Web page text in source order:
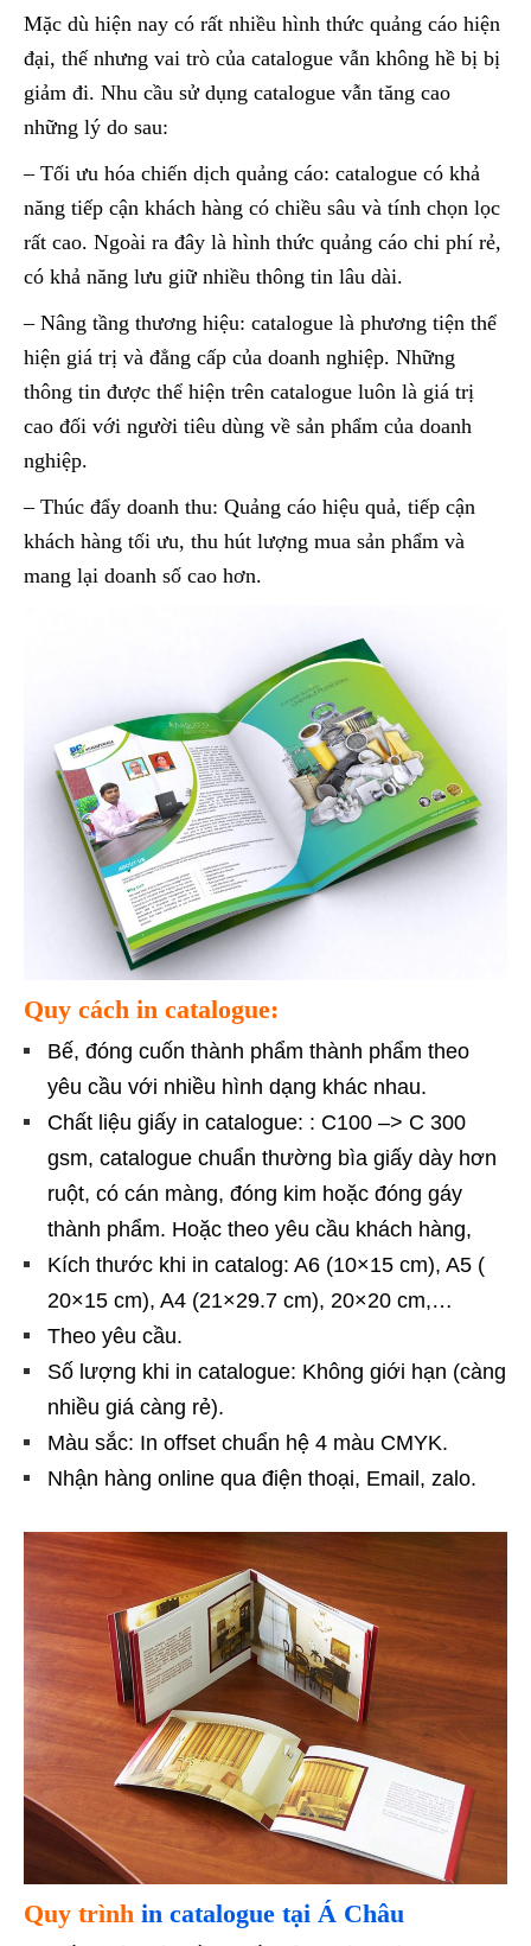
Mặc dù hiện nay có rất nhiều hình thức quảng cáo hiện
đại, thế nhưng vai trò của catalogue vẫn không hề bị bị
giảm đi. Nhu cầu sử dụng catalogue vẫn tăng cao
những lý do sau:
– Tối ưu hóa chiến dịch quảng cáo: catalogue có khả
năng tiếp cận khách hàng có chiều sâu và tính chọn lọc
rất cao. Ngoài ra đây là hình thức quảng cáo chi phí rẻ,
có khả năng lưu giữ nhiều thông tin lâu dài.
– Nâng tầng thương hiệu: catalogue là phương tiện thể
hiện giá trị và đẳng cấp của doanh nghiệp. Những
thông tin được thể hiện trên catalogue luôn là giá trị
cao đối với người tiêu dùng về sản phẩm của doanh
nghiệp.
– Thúc đẩy doanh thu: Quảng cáo hiệu quả, tiếp cận
khách hàng tối ưu, thu hút lượng mua sản phẩm và
mang lại doanh số cao hơn.
Quy cách in catalogue:
Bế, đóng cuốn thành phẩm thành phẩm theo
yêu cầu với nhiều hình dạng khác nhau.
Chất liệu giấy in catalogue: : C100 –> C 300
gsm, catalogue chuẩn thường bìa giấy dày hơn
ruột, có cán màng, đóng kim hoặc đóng gáy
thành phẩm. Hoặc theo yêu cầu khách hàng,
Kích thước khi in catalog: A6 (10×15 cm), A5 (
20×15 cm), A4 (21×29.7 cm), 20×20 cm,…
Theo yêu cầu.
Số lượng khi in catalogue: Không giới hạn (càng
nhiều giá càng rẻ).
Màu sắc: In offset chuẩn hệ 4 màu CMYK.
Nhận hàng online qua điện thoại, Email, zalo.
Quy trình in catalogue tại Á Châu